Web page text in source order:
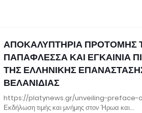
ΑΠΟΚΑΛΥΠΤΗΡΙΑ ΠΡΟΤΟΜΗΣ
ΠΑΠΑΦΛΕΣΣΑ ΚΑΙ ΕΓΚΑΙΝΙΑ
ΤΗΣ ΕΛΛΗΝΙΚΗΣ
ΒΕΛΑΝΙΔΙΑΣ
https://platynews.gr/unveiling-
Εκδήλωση τιμής και μνήμης στον Ήρωα και…